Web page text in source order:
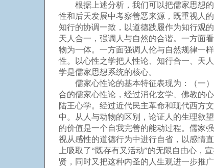
根据上述分析，我们可以把儒家思想的
性和后天发展中考察善恶来源，既重视人
知行的协调一致，以道德践履作为知行观
天人合一，强调人与自然的合谐。一方面
物为一体。一方面强调人伦与自然规律一
性。以心性之学把人性论、知行合一、天
学是儒家思想系统的核心。
儒家心性论的基本特征表现为：（一）
合的儒家心性论，经过消化玄学、佛教的
陆王心学。经过近代民主革命和现代西方
中。从人与动物的区别，论证人的生理欲
的价值是一个自我完善的能动过程。儒家
视从感性的道德行为中进行自省，以感情
上吸取了“既存有又活动”的无限自由心，
贤，同时又把这种内圣的人生观进一步推